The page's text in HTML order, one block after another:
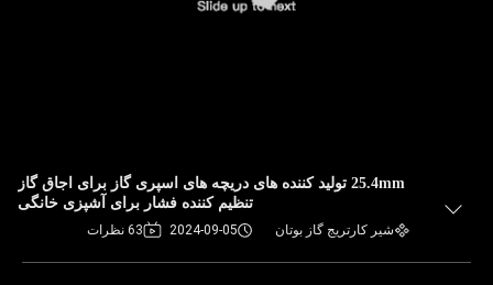
25.4mm تولید کننده های دریچه های اسپری گاز برای اجاق گاز
تنظیم کننده فشار برای آشپزی خانگی
شیر کارتریج گاز بوتان 2024-09-05 63 نظرات